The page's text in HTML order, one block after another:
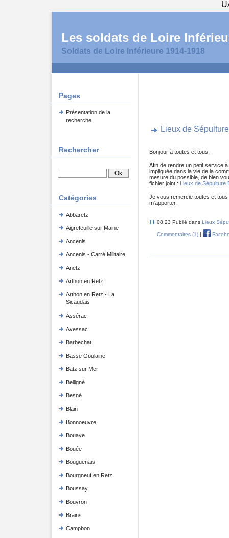
Les soldats de Loire
Soldats de Loire Inférieure 1914-1918
Pages
Présentation de la
recherche
Rechercher
Catégories
Abbaretz
Aigrefeuille sur Maine
Ancenis
Ancenis - Carré Militaire
Anetz
Arthon en Retz
Arthon en Retz - La
Sicaudais
Assérac
Avessac
Barbechat
Basse Goulaine
Batz sur Mer
Belligné
Besné
Blain
Bonnoeuvre
Bouaye
Bouée
Bouguenais
Bourgneuf en Retz
Boussay
Bouvron
Brains
Campbon
Lieux de
Bonjour à toutes et tous,
Afin de rendre un petit service
impliquée dans la vie de la
mesure du possible, de bien
fichier joint : Lieux de Sépulture
Je vous remercie toutes et
m'apporter.
08:23 Publié dans Lieux
Commentaires (1)|